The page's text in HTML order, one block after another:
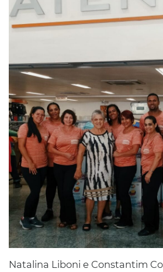
Natalina Liboni e Constantim